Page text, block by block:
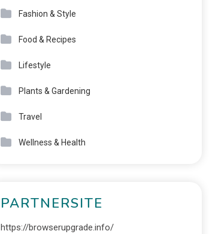
Fashion & Style
Food & Recipes
Lifestyle
Plants & Gardening
Travel
Wellness & Health
PARTNERSITE
https://browserupgrade.info/